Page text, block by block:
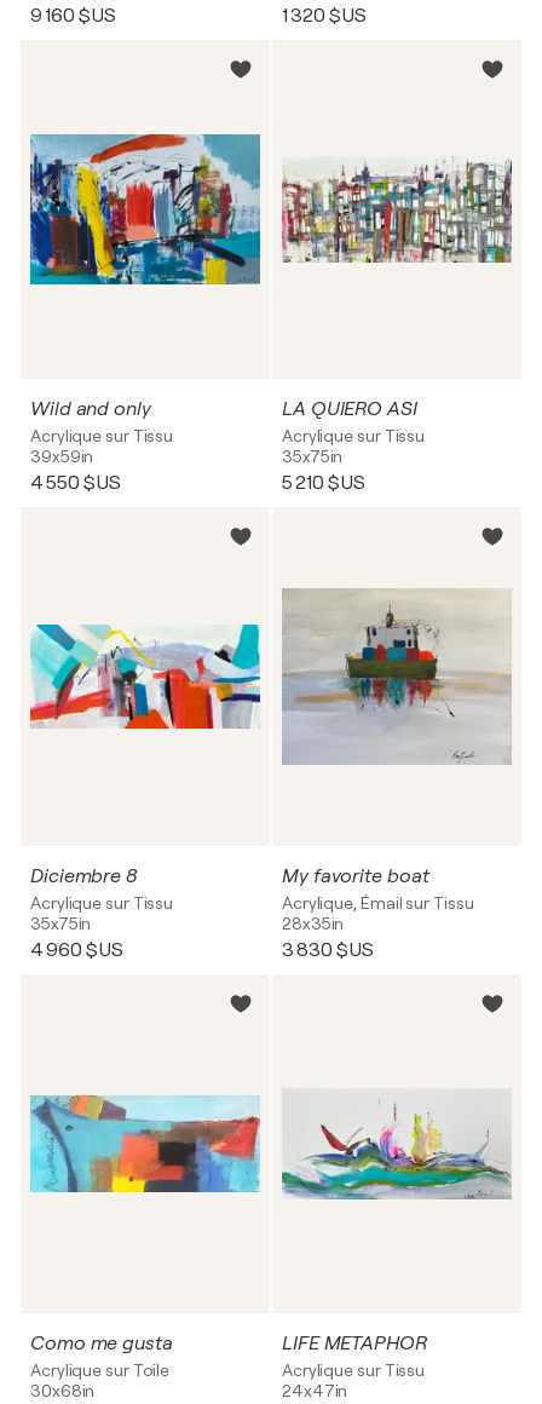
9 160 $US 1 320 $US
Wild and only
Acrylique sur Tissu
39x59in
4 550 $US
LA QUIERO ASI
Acrylique sur Tissu
35x75in
5 210 $US
Diciembre 8
Acrylique sur Tissu
35x75in
4 960 $US
My favorite boat
Acrylique, Émail sur Tissu
28x35in
3 830 $US
Como me gusta
Acrylique sur Toile
30x68in
LIFE METAPHOR
Acrylique sur Tissu
24x47in